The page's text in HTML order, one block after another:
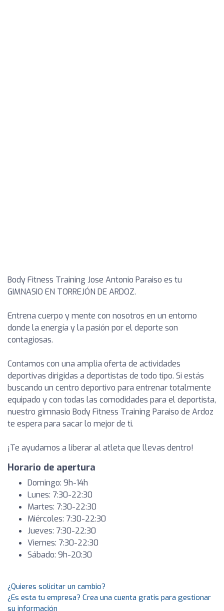
Body Fitness Training Jose Antonio Paraiso es tu
GIMNASIO EN TORREJÓN DE ARDOZ.
Entrena cuerpo y mente con nosotros en un entorno
donde la energía y la pasión por el deporte son
contagiosas.
Contamos con una amplia oferta de actividades
deportivas dirigidas a deportistas de todo tipo. Si estás
buscando un centro deportivo para entrenar totalmente
equipado y con todas las comodidades para el deportista,
nuestro gimnasio Body Fitness Training Paraiso de Ardoz
te espera para sacar lo mejor de ti.
¡Te ayudamos a liberar al atleta que llevas dentro!
Horario de apertura
Domingo: 9h-14h
Lunes: 7:30-22:30
Martes: 7:30-22:30
Miércoles: 7:30-22:30
Jueves: 7:30-22:30
Viernes: 7:30-22:30
Sábado: 9h-20:30
¿Quieres solicitar un cambio?
¿Es esta tu empresa? Crea una cuenta gratis para gestionar
su información